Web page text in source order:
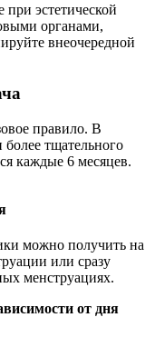
эстетической
органами,
внеочередной
правило. В
тщательного
каждые 6 месяцев.
можно получить на
или сразу
менструациях.
от дня